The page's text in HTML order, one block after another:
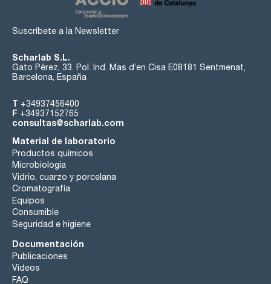
Suscríbete a la Newsletter
Scharlab S.L.
Gato Pérez, 33. Pol. Ind. Mas d’en Cisa E08181 Sentmenat,
Barcelona, España
T +34937456400
F +34937152765
consultas@scharlab.com
Material de laboratorio
Productos químicos
Microbiología
Vidrio, cuarzo y porcelana
Cromatografía
Equipos
Consumible
Seguridad e higiene
Documentación
Publicaciones
Videos
FAQ